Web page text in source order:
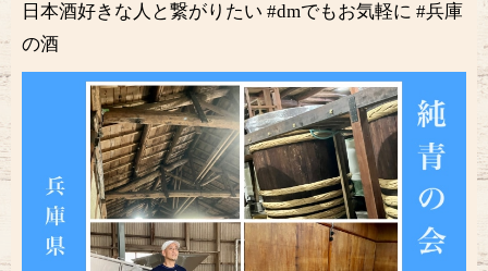
日本酒好きな人と繋がりたい #dmでもお気軽に #兵庫
の酒